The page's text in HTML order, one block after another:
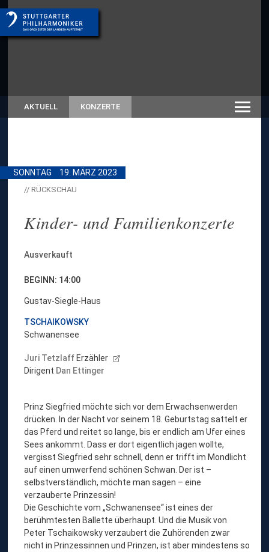
AKTUELL KONZERTE
SONNTAG 19. MÄRZ 2023
// RÜCKSCHAU
Kinder- und Familienkonzerte
Ausverkauft
BEGINN: 14:00
Gustav-Siegle-Haus
TSCHAIKOWSKY
Schwanensee
Juri TetzlaffErzähler
Dirigent Dan Ettinger
Prinz Siegfried möchte sich vor dem Erwachsenwerden
drücken. In der Nacht vor seinem 18. Geburtstag sattelt er
das Pferd und reitet so lange, bis er endlich am Ufer eines
Sees ankommt. Dass er dort eigentlich jagen wollte,
vergisst Siegfried sehr schnell, denn er trifft im Mondlicht
auf einen umwerfend schönen Schwan. Der ist –
selbstverständlich, möchte man sagen – eine
verzauberte Prinzessin!
Die Geschichte vom „Schwanensee“ ist eines der
berühmtesten Ballette überhaupt. Und die Musik von
Peter Tschaikowsky verzaubert die Zuhörenden zwar
nicht in Prinzessinnen und Prinzen, ist aber mindestens so